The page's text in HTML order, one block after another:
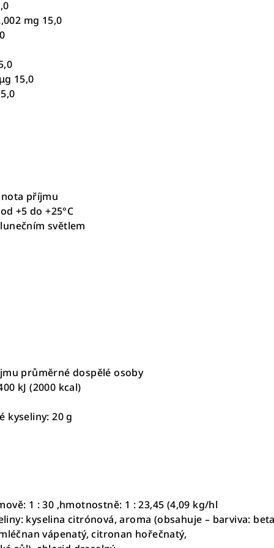
mg 15,0
15,0
příjmu
+5 do +25°C
světlem
průměrné dospělé osoby
kJ (2000 kcal)
kyseliny: 20 g
1 : 30 ,hmotnostně: 1 : 23,45 (4,09 kg/hl
kyselina citrónová, aroma (obsahuje – barviva:
vápenatý, citronan hořečnatý,